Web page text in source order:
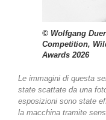
© Wolfgang
Competition,
Awards 2026
Le immagini di questa
state scattate da una
esposizioni sono state
la macchina tramite